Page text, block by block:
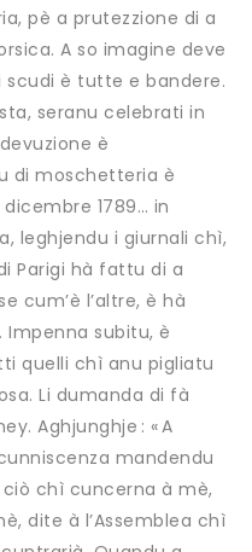
pè a prutezzione di a
A so imagine deve
è tutte e bandere.
seranu celebrati in
è
di moschetteria è
dicembre 1789… in
leghjendu i giurnali chì,
Parigi hà fattu di a
cum’è l’altre, è hà
Impenna subitu, è
quelli chì anu pigliatu
Li dumanda di fà
Aghjunghje : « A
mandendu
ciò chì cuncerna à mè,
dite à l’Assemblea chì